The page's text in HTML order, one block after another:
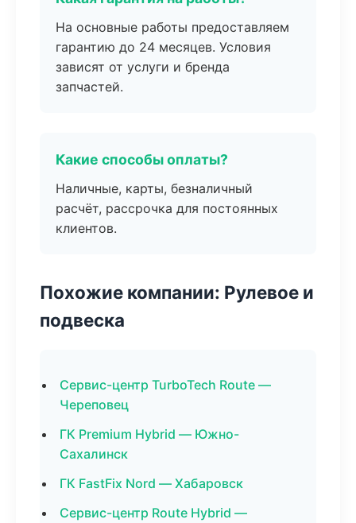
На основные работы предоставляем
гарантию до 24 месяцев. Условия
зависят от услуги и бренда
запчастей.
Какие способы оплаты?
Наличные, карты, безналичный
расчёт, рассрочка для постоянных
клиентов.
Похожие компании: Рулевое и
подвеска
Сервис-центр TurboTech Route —
Череповец
ГК Premium Hybrid — Южно-
Сахалинск
ГК FastFix Nord — Хабаровск
Сервис-центр Route Hybrid —